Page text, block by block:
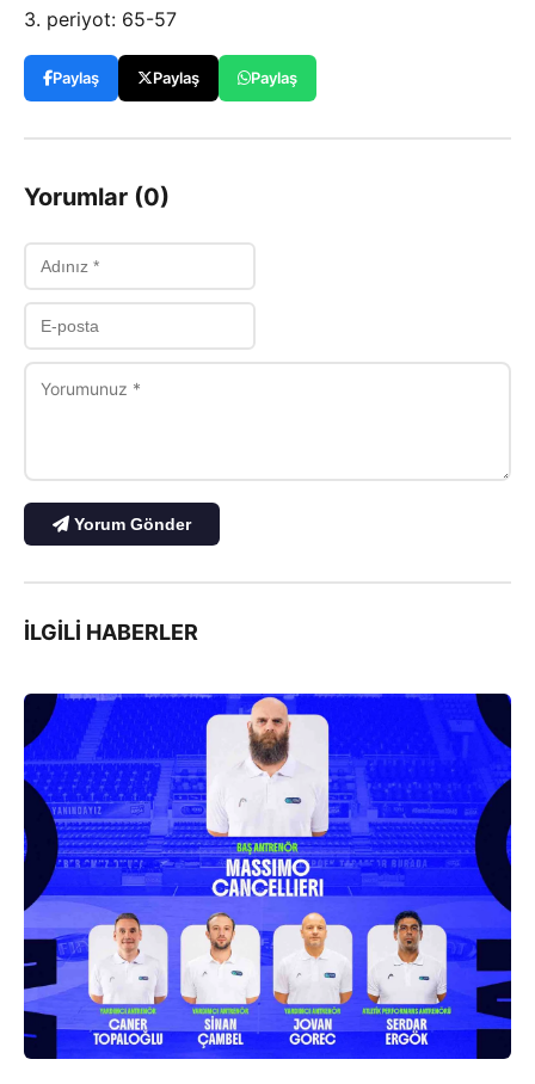
3. periyot: 65-57
Paylaş Paylaş Paylaş
Yorumlar (0)
Yorum Gönder
İLGILI HABERLER